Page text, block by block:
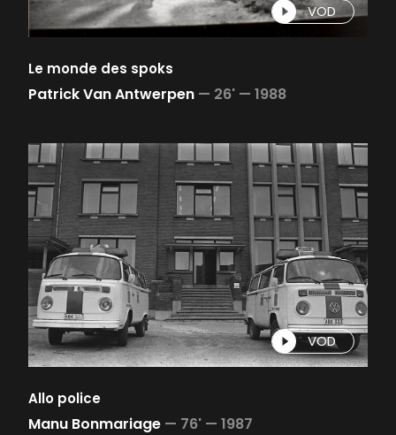
VOD
Le monde des spoks
Patrick Van Antwerpen — 26' — 1988
VOD
Allo police
Manu Bonmariage — 76' — 1987